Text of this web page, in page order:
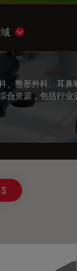
Show
、整形外科、耳鼻
合资源，包括行业